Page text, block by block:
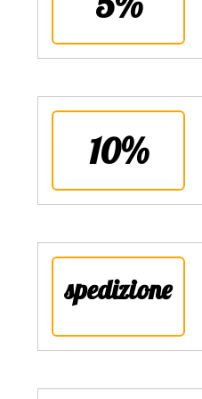
10%
spedizione